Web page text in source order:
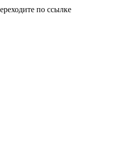
по ссылке